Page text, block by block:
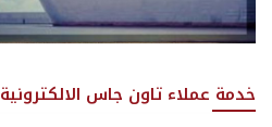
خدمة عملاء تاون جاس الالكترونية